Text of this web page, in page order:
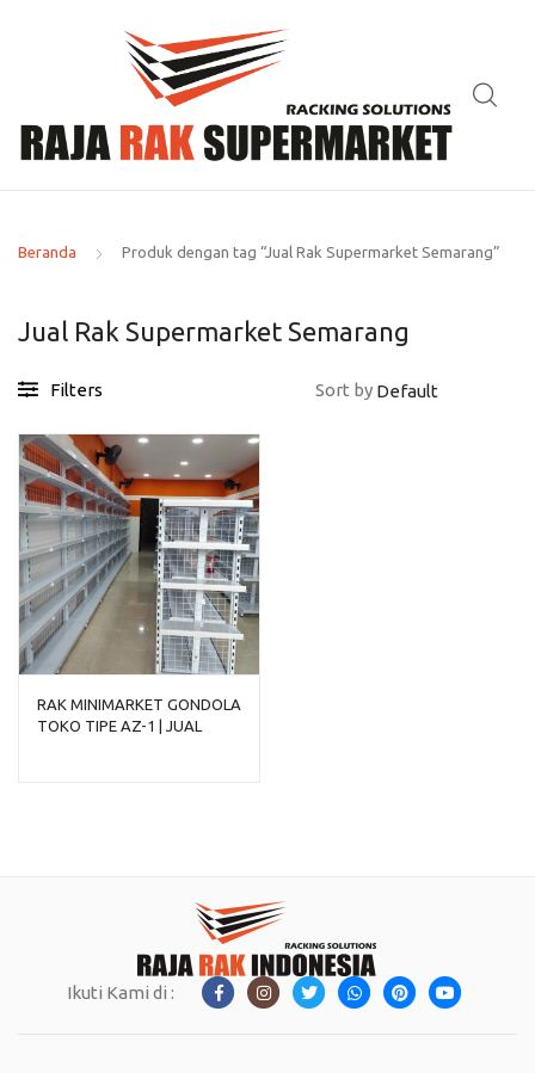
Beranda Produk dengan tag “Jual Rak Supermarket Semarang”
Jual Rak Supermarket Semarang
Filters Sort by
RAK MINIMARKET GONDOLA
TOKO TIPE AZ-1 | JUAL
Ikuti Kami di :